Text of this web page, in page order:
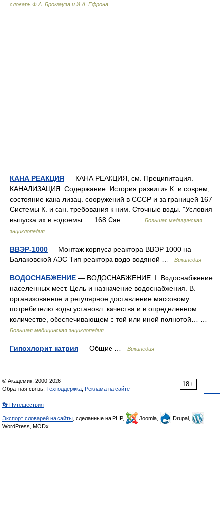
словарь Ф.А. Брокгауза и И.А. Ефрона
КАНА РЕАКЦИЯ — КАНА РЕАКЦИЯ, см. Преципитация.
КАНАЛИЗАЦИЯ. Содержание: История развития К. и соврем,
состояние кана лизац. сооружений в СССР и за границей 167
Системы К. и сан. требования к ним. Сточные воды. "Условия
выпуска их в водоемы .... 168 Сан.… …
Большая медицинская
энциклопедия
ВВЭР-1000 — Монтаж корпуса реактора ВВЭР 1000 на
Балаковской АЭС Тип реактора водо водяной …
Википедия
ВОДОСНАБЖЕНИЕ — ВОДОСНАБЖЕНИЕ. I. Водоснабжение
населенных мест. Цель и назначение водоснабжения. В.
организованное и регулярное доставление массовому
потребителю воды установл. качества и в определенном
количестве, обеспечивающем с той или иной полнотой… …
Большая медицинская энциклопедия
Гипохлорит натрия — Общие … Википедия
18+
© Академик, 2000-2026
Обратная связь: Техподдержка Реклама на сайте
👣 Путешествия
Экспорт словарей на сайты , сделанные на PHP, Joomla,
Drupal,
WordPress, MODx.